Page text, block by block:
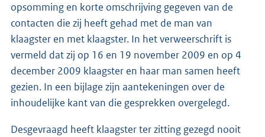
opsomming en korte omschrijving gegeven van de
contacten die zij heeft gehad met de man van
klaagster en met klaagster. In het verweerschrift is
vermeld dat zij op 16 en 19 november 2009 en op 4
december 2009 klaagster en haar man samen heeft
gezien. In een bijlage zijn aantekeningen over de
inhoudelijke kant van die gesprekken overgelegd.
Desgevraagd heeft klaagster ter zitting gezegd nooit